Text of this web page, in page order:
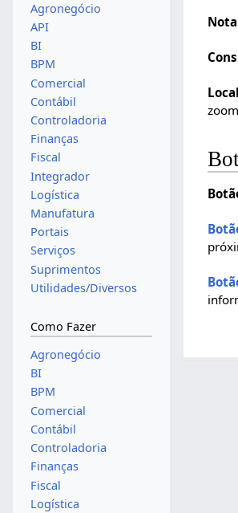
Agronegócio
API
BI
BPM
Comercial
Contábil
Controladoria
Finanças
Fiscal
Integrador
Logística
Manufatura
Portais
Serviços
Suprimentos
Utilidades/Diversos
Como Fazer
Agronegócio
BI
BPM
Comercial
Contábil
Controladoria
Finanças
Fiscal
Logística